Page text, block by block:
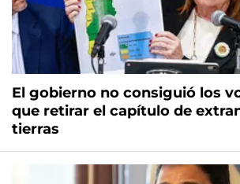
El gobierno no consiguió los
que retirar el capítulo de
tierras